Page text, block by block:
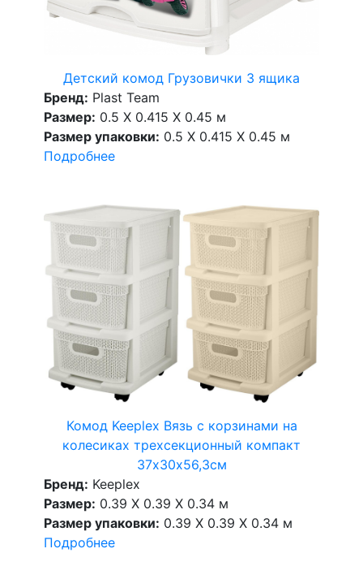
Детский комод Грузовички 3 ящика
Бренд: Plast Team
Размер: 0.5 X 0.415 X 0.45 м
Размер упаковки: 0.5 X 0.415 X 0.45 м
Подробнее
Комод Keeplex Вязь с корзинами на
колесиках трехсекционный компакт
37х30х56,3см
Бренд: Keeplex
Размер: 0.39 X 0.39 X 0.34 м
Размер упаковки: 0.39 X 0.39 X 0.34 м
Подробнее